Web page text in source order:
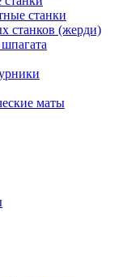
станки
станков (жерди)
маты